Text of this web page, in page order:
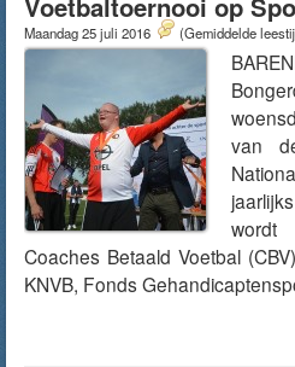
Maandag 25 juli 2016 (Gemiddelde
van
Coaches Betaald Voetbal
KNVB, Fonds